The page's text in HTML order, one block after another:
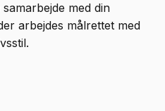
med din
arbejdes målrettet med